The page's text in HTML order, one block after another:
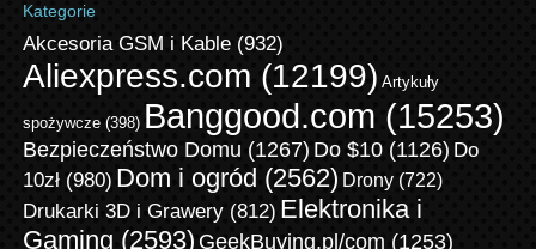
Kategorie
Akcesoria GSM i Kable(932)
Aliexpress.com (12199) Artykuły
spożywcze(398) Banggood.com (15253)
Bezpieczeństwo Domu (1267) Do $10(1126) Do
10zł(980) Dom i ogród (2562) Drony(722)
Drukarki 3D i Grawery(812) Elektronika i
Gaming (2593) GeekBuying.pl/com (1253)